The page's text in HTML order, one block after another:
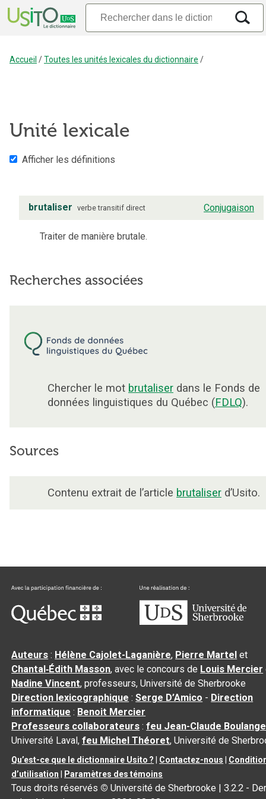
Accueil /Toutes les unités lexicales du dictionnaire /
Unité lexicale
Afficher les définitions
brutaliser verbe transitif direct Conjugaison
Traiter de manière brutale.
Recherches associées
Chercher le mot brutaliser dans le Fonds de
données linguistiques du Québec (FDLQ).
Sources
Contenu extrait de l’article brutaliser d’Usito.
Auteurs : Hélène Cajolet-Laganière, Pierre Martel et
Chantal‑Édith Masson, avec le concours de Louis Mercier
Nadine Vincent, professeurs, Université de Sherbrooke
Direction lexicographique :Serge D’Amico - Direction
informatique : Benoit Mercier
Professeurs collaborateurs :feu Jean-Claude
Université Laval,feu Michel Théoret, Université de
Qu’est-ce que le dictionnaire Usito ? Contactez-nous
d’utilisation
Paramètres des témoins
Tous droits réservés © Université de Sherbrooke |3.2.2 -